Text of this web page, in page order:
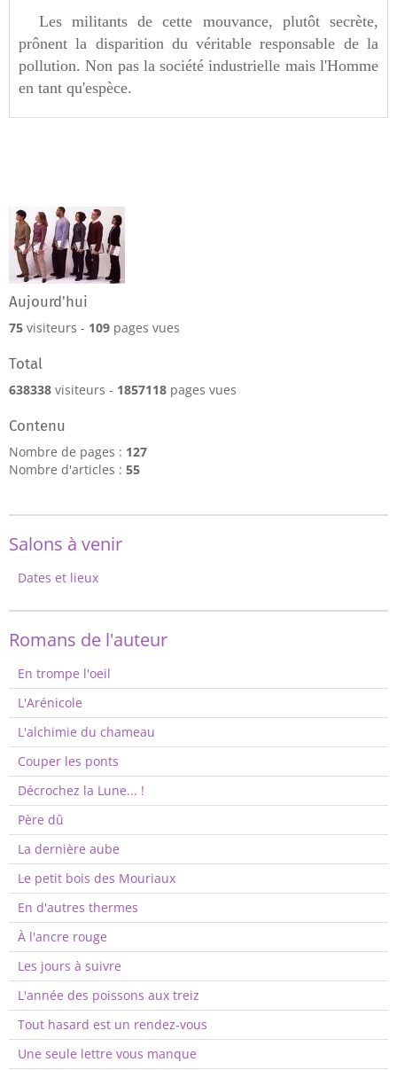
Les militants de cette mouvance, plutôt secrète,
prônent la disparition du véritable responsable de la
pollution. Non pas la société industrielle mais l'Homme
en tant qu'espèce.
Aujourd'hui
75 visiteurs - 109 pages vues
Total
638338 visiteurs - 1857118 pages vues
Contenu
Nombre de pages : 127
Nombre d'articles : 55
Salons à venir
Dates et lieux
Romans de l'auteur
En trompe l'oeil
L'Arénicole
L'alchimie du chameau
Couper les ponts
Décrochez la Lune... !
Père dû
La dernière aube
Le petit bois des Mouriaux
En d'autres thermes
À l'ancre rouge
Les jours à suivre
L'année des poissons aux treiz
Tout hasard est un rendez-vous
Une seule lettre vous manque